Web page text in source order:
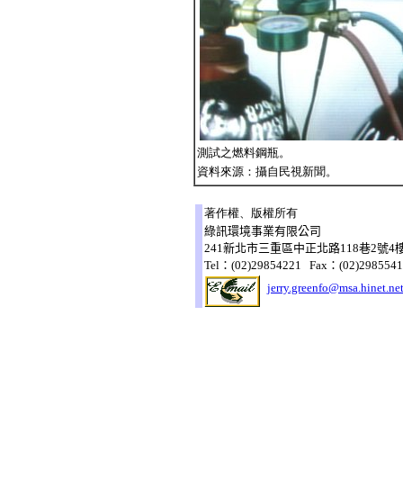
測試之燃料鋼瓶。
資料來源：攝自民視新聞。
著作權、版權所有
綠訊環境事業有限公司
241新北市三重區中正北路118巷2號4
Tel：(02)29854221 Fax：
jerry.greenfo@msa.hinet.net